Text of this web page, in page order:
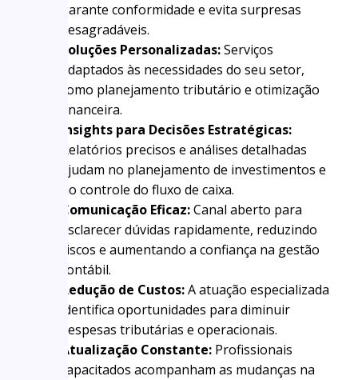
garante conformidade e evita surpresas
desagradáveis.
Soluções Personalizadas:Serviços
adaptados às necessidades do seu setor,
como planejamento tributário e otimização
financeira.
Insights para Decisões Estratégicas:
Relatórios precisos e análises detalhadas
ajudam no planejamento de investimentos e
no controle do fluxo de caixa.
Comunicação Eficaz:Canal aberto para
esclarecer dúvidas rapidamente, reduzindo
riscos e aumentando a confiança na gestão
contábil.
Redução de Custos:A atuação especializada
identifica oportunidades para diminuir
despesas tributárias e operacionais.
Atualização Constante: Profissionais
capacitados acompanham as mudanças na